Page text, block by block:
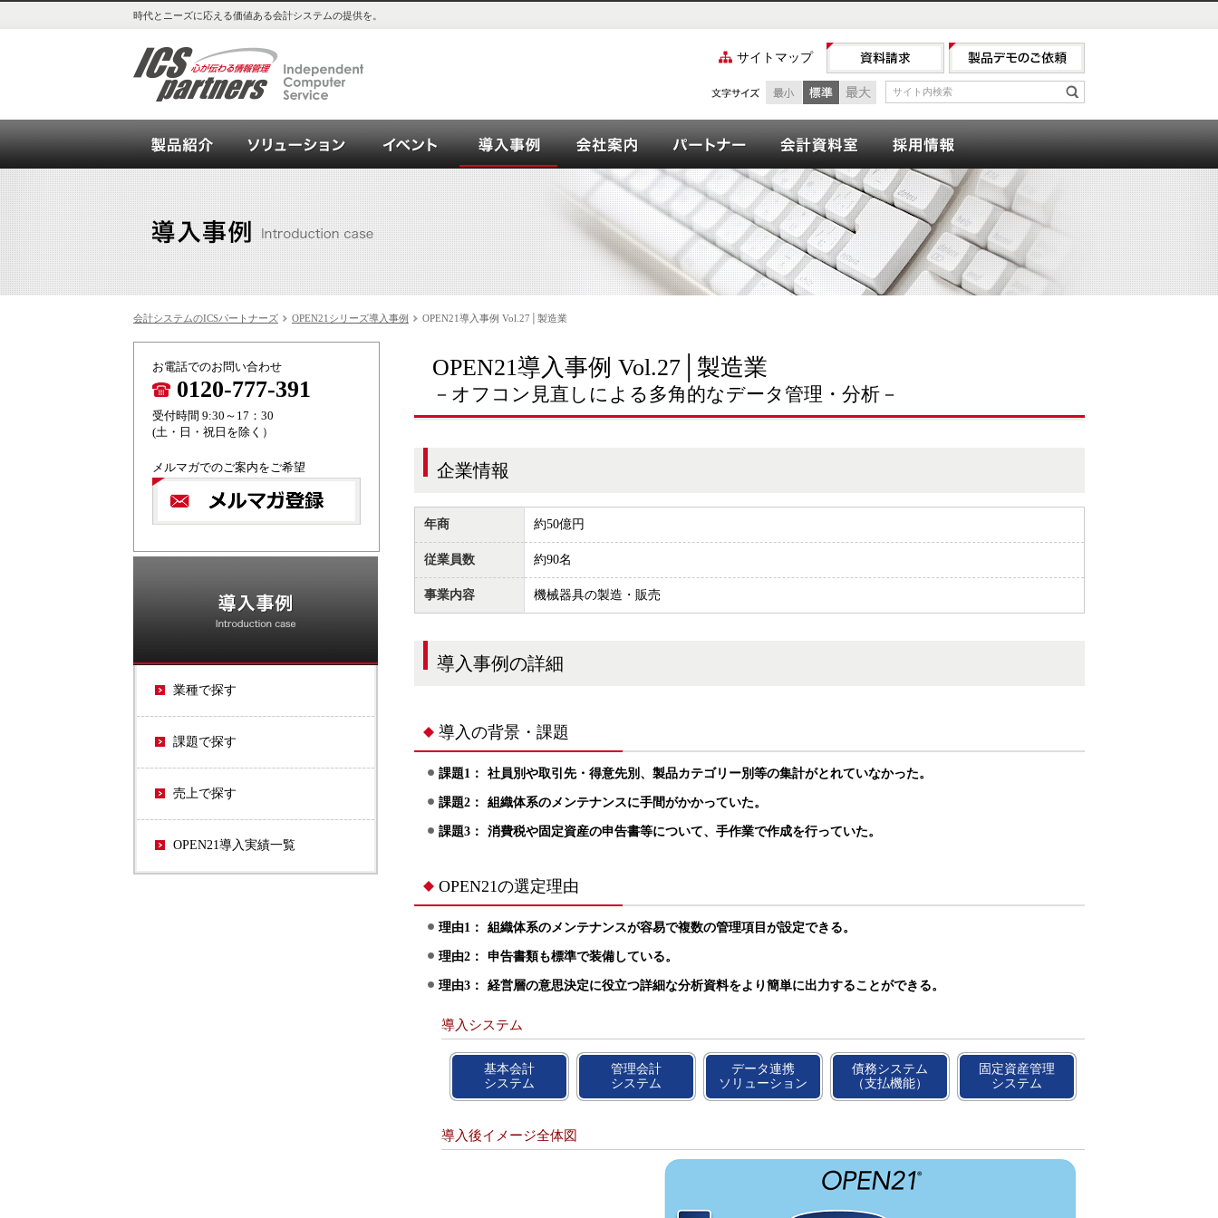
時代とニーズに応える価値ある会計システムの提供を。
サイトマップ
最小 標準 最大サイト内検索
会計システム_OPEN21シリーズご紹介
ソリューション イベント OPEN21シリーズ導入事例
会社案内 パートナー 会計資料室
会計システムのICSパートナーズ OPEN21シリーズ導入事例 OPEN21導入事例 Vol.27│製造業
お電話でのお問い合わせ
0120-777-391
受付時間 9:30～17：30
(土・日・祝日を除く）
メルマガでのご案内をご希望
OPEN21シリーズ導入事例
業種で探す
課題で探す
売上で探す
OPEN21導入実績一覧
OPEN21導入事例 Vol.27│製造業
－オフコン見直しによる多角的なデータ管理・分析－
企業情報
年商 約50億円
従業員数 約90名
事業内容 機械器具の製造・販売
導入事例の詳細
導入の背景・課題
課題1： 社員別や取引先・得意先別、製品カテゴリー別等の集計がとれていなかった。
課題2： 組織体系のメンテナンスに手間がかかっていた。
課題3： 消費税や固定資産の申告書等について、手作業で作成を行っていた。
OPEN21の選定理由
理由1： 組織体系のメンテナンスが容易で複数の管理項目が設定できる。
理由2： 申告書類も標準で装備している。
理由3： 経営層の意思決定に役立つ詳細な分析資料をより簡単に出力することができる。
導入システム
基本会計
システム
管理会計
システム
データ連携
ソリューション
債務システム
（支払機能）
固定資産管理
システム
導入後イメージ全体図